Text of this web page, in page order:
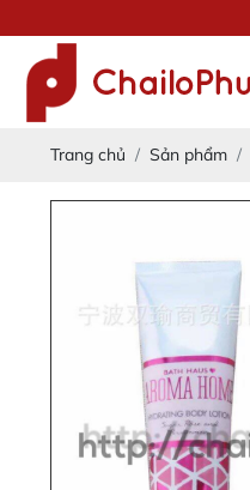
Trang chủ Sản phẩm